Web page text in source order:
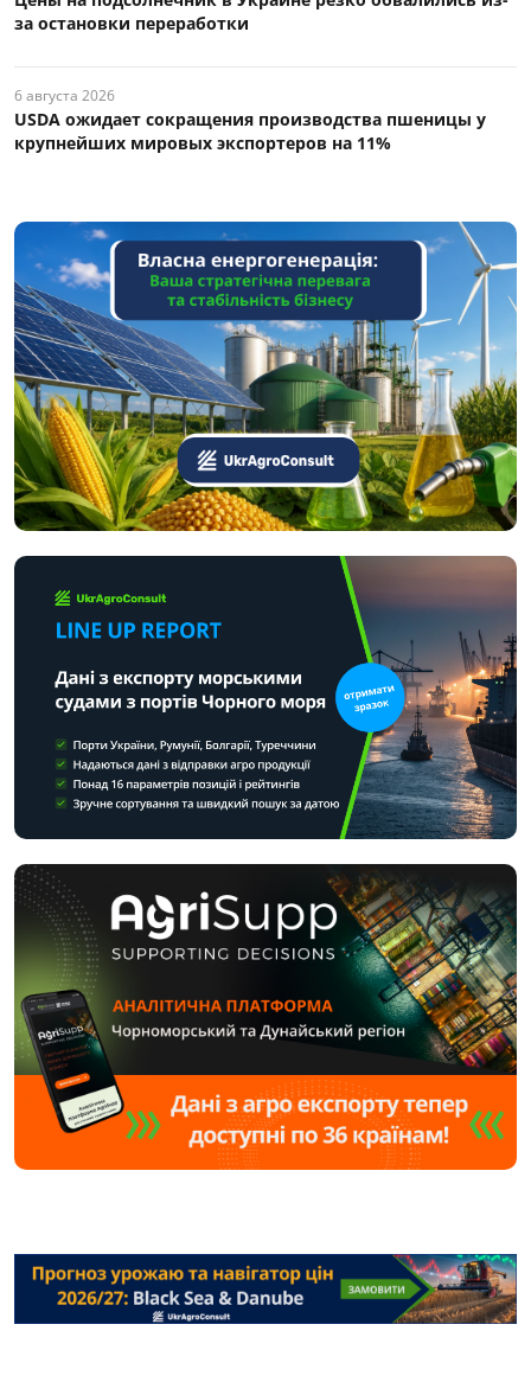
за остановки переработки
6 августа 2026
USDA ожидает сокращения производства пшеницы у
крупнейших мировых экспортеров на 11%